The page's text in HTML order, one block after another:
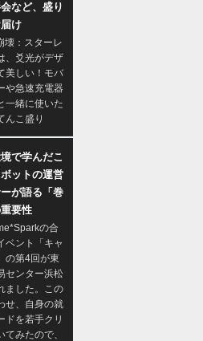
など、盛り
け
壊：スターレ
、爻光がデザ
美しい！モバ
や急速充電器
一緒に使いた
んこ盛り
で学んだこ
ットの運営
が語る「巻
要性
の合
ベント「キャ
の第4回が東
センター浜松
ました。この
せ、自身の就
ドを若手クリ
てみたので、